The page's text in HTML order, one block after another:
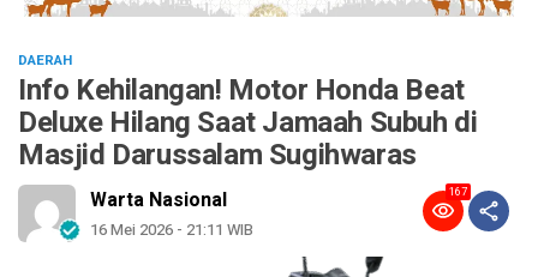
DAERAH
Info Kehilangan! Motor Honda Beat
Deluxe Hilang Saat Jamaah Subuh di
Masjid Darussalam Sugihwaras
Warta Nasional
16 Mei 2026 - 21:11 WIB
167